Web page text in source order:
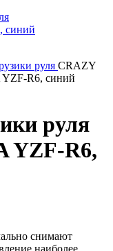
руля CRAZY
YZF-R6, cиний
руля
YZF-R6,
снимают
наиболее